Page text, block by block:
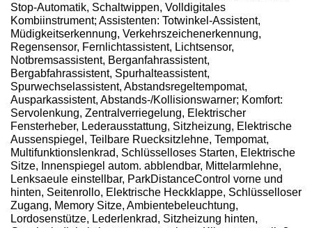
Stop-Automatik, Schaltwippen, Volldigitales
Kombiinstrument; Assistenten: Totwinkel-Assistent,
Müdigkeitserkennung, Verkehrszeichenerkennung,
Regensensor, Fernlichtassistent, Lichtsensor,
Notbremsassistent, Berganfahrassistent,
Bergabfahrassistent, Spurhalteassistent,
Spurwechselassistent, Abstandsregeltempomat,
Ausparkassistent, Abstands-/Kollisionswarner; Komfort:
Servolenkung, Zentralverriegelung, Elektrischer
Fensterheber, Lederausstattung, Sitzheizung, Elektrische
Aussenspiegel, Teilbare Ruecksitzlehne, Tempomat,
Multifunktionslenkrad, Schlüsselloses Starten, Elektrische
Sitze, Innenspiegel autom. abblendbar, Mittelarmlehne,
Lenksaeule einstellbar, ParkDistanceControl vorne und
hinten, Seitenrollo, Elektrische Heckklappe, Schlüsselloser
Zugang, Memory Sitze, Ambientebeleuchtung,
Lordosenstütze, Lederlenkrad, Sitzheizung hinten,